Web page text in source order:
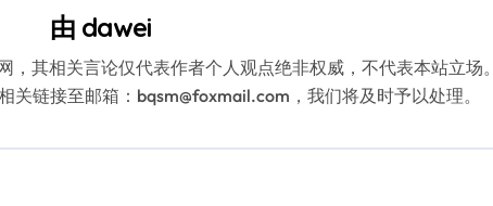
由 dawei
，其相关言论仅代表作者个人观点绝非权威，不代表本站立场。
关链接至邮箱：bqsm@foxmail.com，我们将及时予以处理。